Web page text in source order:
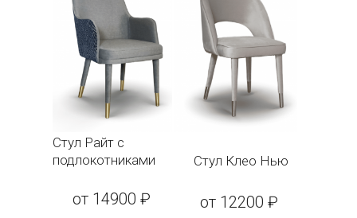
Стул Райт с
подлокотниками
от 14900 ₽
Стул Клео Нью
от 12200 ₽